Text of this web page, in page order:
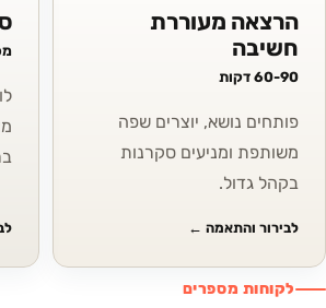
הרצאה מעוררת
חשיבה
60-90 דקות
פותחים נושא, יוצרים שפה
משותפת ומניעים סקרנות
בקהל גדול.
לבירור והתאמה ←
לקוחות מספרים